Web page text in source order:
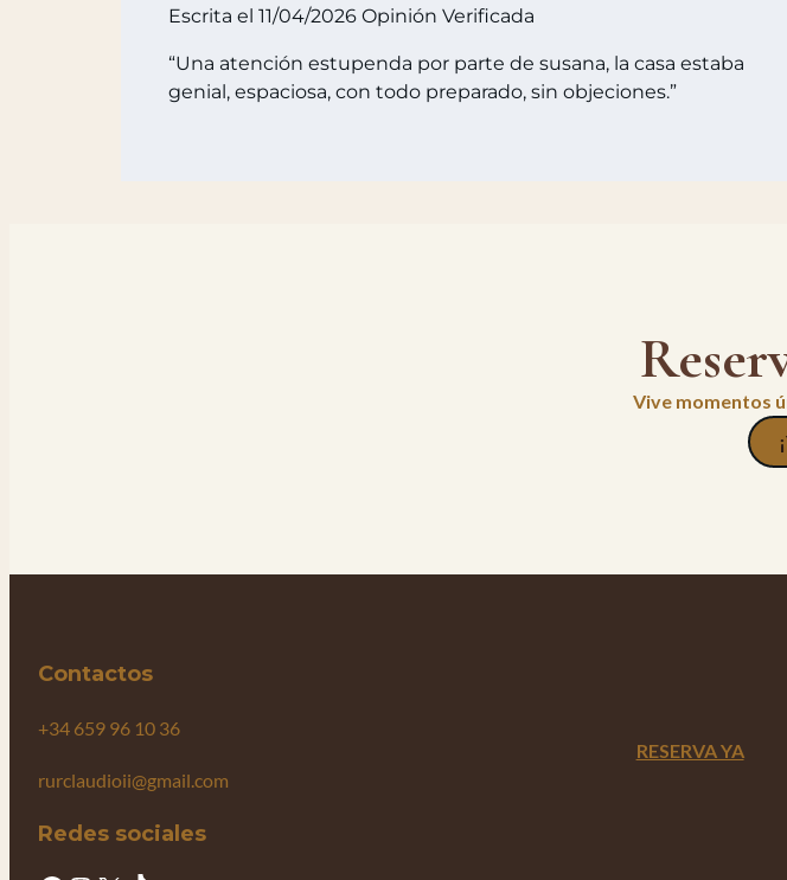
Escrita el 11/04/2026 Opinión Verificada
“Una atención estupenda por parte de susana, la casa estaba
genial, espaciosa, con todo preparado, sin objeciones.”
Vive momentos
Contactos
+34 659 96 10 36
rurclaudioii@gmail.com
Redes sociales
RESERVA YA